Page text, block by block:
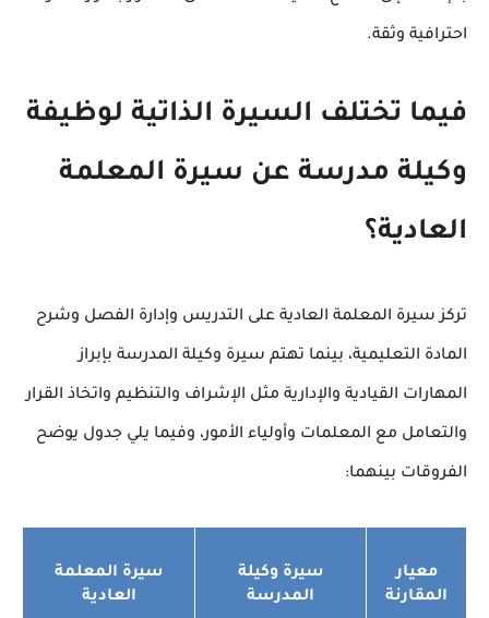
احترافية وثقة.
فيما تختلف السيرة الذاتية لوظيفة
وكيلة مدرسة عن سيرة المعلمة
العادية؟
تركز سيرة المعلمة العادية على التدريس وإدارة الفصل وشرح
المادة التعليمية، بينما تهتم سيرة وكيلة المدرسة بإبراز
المهارات القيادية والإدارية مثل الإشراف والتنظيم واتخاذ القرار
والتعامل مع المعلمات وأولياء الأمور، وفيما يلي جدول يوضح
الفروقات بينهما:
معيار
المقارنة
سيرة وكيلة
المدرسة
سيرة المعلمة
العادية